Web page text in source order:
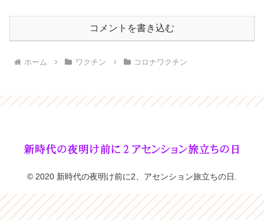
コメントを書き込む
ホーム ワクチン コロナワクチン
© 2020 新時代の夜明け前に2、アセンション旅立ちの日.